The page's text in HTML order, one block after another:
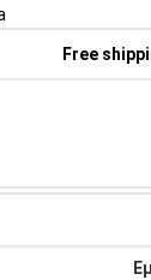
Free